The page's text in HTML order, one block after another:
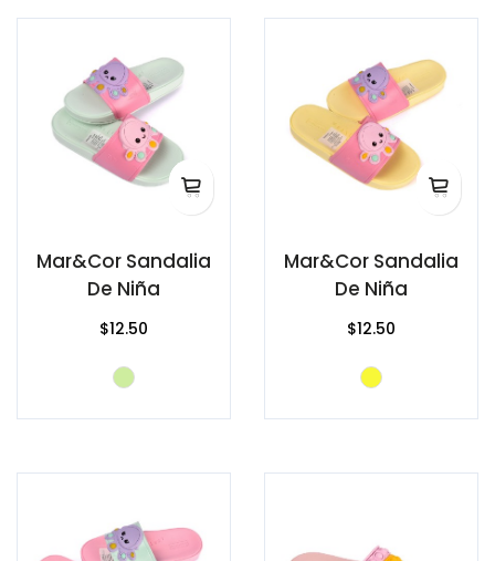
Mar&Cor Sandalia
De Niña
$12.50
Mar&Cor Sandalia
De Niña
$12.50